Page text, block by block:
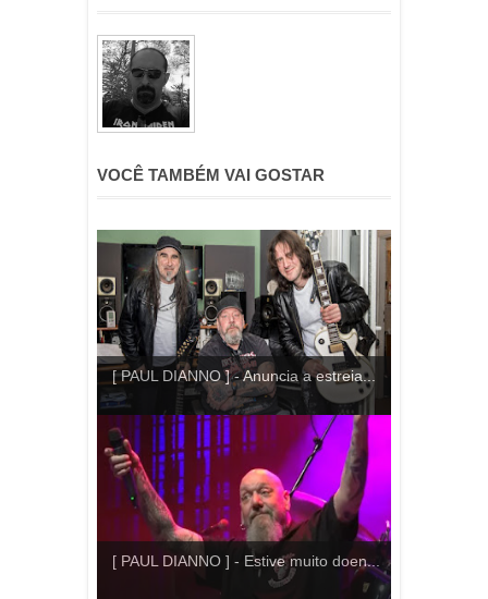
VOCÊ TAMBÉM VAI GOSTAR
[ PAUL DIANNO ] - Anuncia a estreia...
[ PAUL DIANNO ] - Estive muito doen...